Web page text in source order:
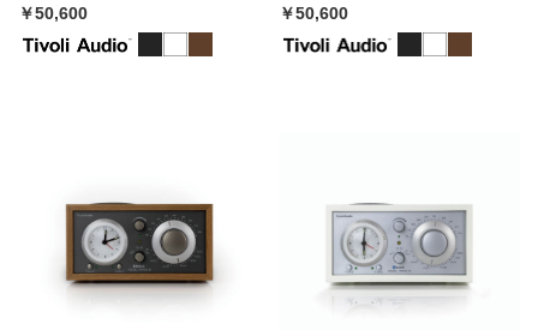
￥50,600
￥50,600